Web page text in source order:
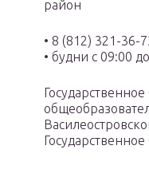
район
• 8 (812) 321-36-
• будни с 09:00